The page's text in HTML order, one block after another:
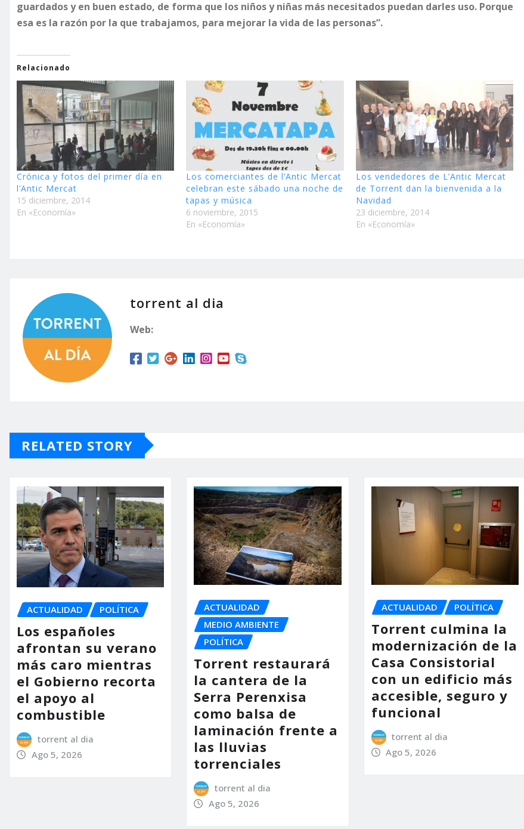
guardados y en buen estado, de forma que los niños y niñas más necesitados puedan darles uso. Porque
esa es la razón por la que trabajamos, para mejorar la vida de las personas”.
Relacionado
Crónica y fotos del primer día en
l’Antic Mercat
15 diciembre, 2014
En «Economía»
Los comerciantes de l’Antic Mercat
celebran este sábado una noche de
tapas y música
6 noviembre, 2015
En «Economía»
Los vendedores de L’Antic Mercat
de Torrent dan la bienvenida a la
Navidad
23 diciembre, 2014
En «Economía»
torrent al dia
Web:
RELATED STORY
ACTUALIDAD POLÍTICA
Los españoles
afrontan su verano
más caro mientras
el Gobierno recorta
el apoyo al
combustible
torrent al dia
Ago 5, 2026
ACTUALIDAD
MEDIO AMBIENTE
POLÍTICA
Torrent restaurará
la cantera de la
Serra Perenxisa
como balsa de
laminación frente a
las lluvias
torrenciales
torrent al dia
Ago 5, 2026
ACTUALIDAD POLÍTICA
Torrent culmina la
modernización de la
Casa Consistorial
con un edificio más
accesible, seguro y
funcional
torrent al dia
Ago 5, 2026